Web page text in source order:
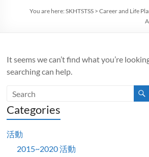
You are here:SKHTSTSS >Career and Life
It seems we can’t find what you’re
searching can help.
Categories
活動
2015~2020 活動